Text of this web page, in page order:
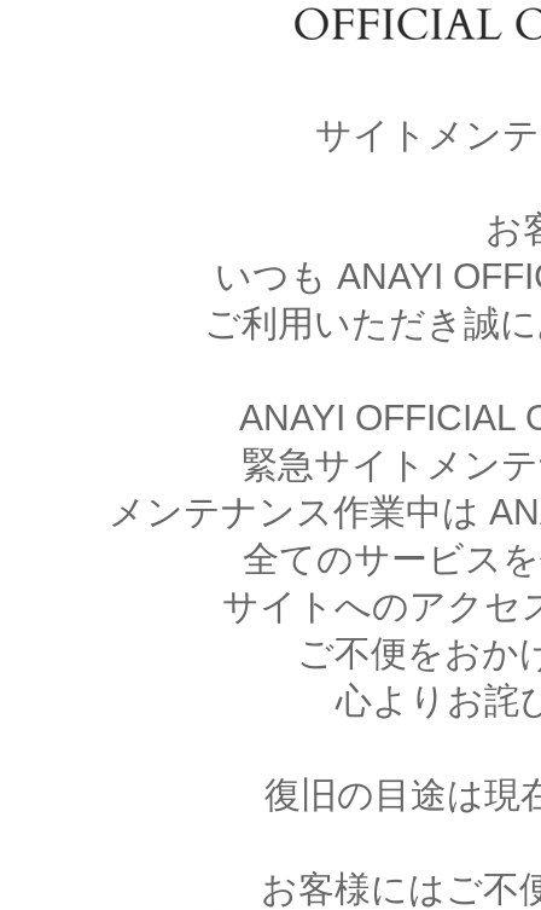
サイトメン
お
いつも ANAYI
ご利用いただき誠
ANAYI OFFICIAL
緊急サイトメン
メンテナンス作業中は
全てのサービス
サイトへのアクセ
ご不便をおか
心よりお詫
復旧の目途は現
お客様にはご不